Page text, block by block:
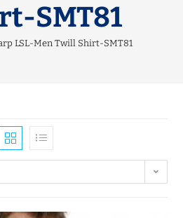
SMT81
LSL-Men Twill Shirt-SMT81